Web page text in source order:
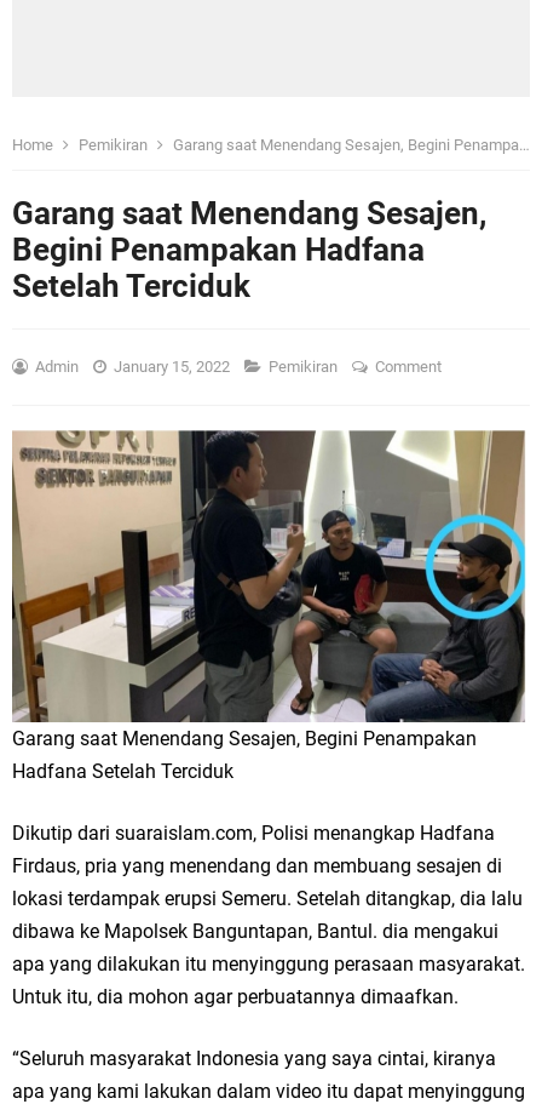
Home Pemikiran Garang saat Menendang Sesajen, Begini Penampakan Hadfana Setelah Terciduk
Garang saat Menendang Sesajen,
Begini Penampakan Hadfana
Setelah Terciduk
Admin January 15, 2022 Pemikiran Comment
Garang saat Menendang Sesajen, Begini Penampakan
Hadfana Setelah Terciduk
Dikutip dari suaraislam.com, Polisi menangkap Hadfana
Firdaus, pria yang menendang dan membuang sesajen di
lokasi terdampak erupsi Semeru. Setelah ditangkap, dia lalu
dibawa ke Mapolsek Banguntapan, Bantul. dia mengakui
apa yang dilakukan itu menyinggung perasaan masyarakat.
Untuk itu, dia mohon agar perbuatannya dimaafkan.
“Seluruh masyarakat Indonesia yang saya cintai, kiranya
apa yang kami lakukan dalam video itu dapat menyinggung